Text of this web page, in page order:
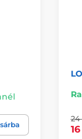
24